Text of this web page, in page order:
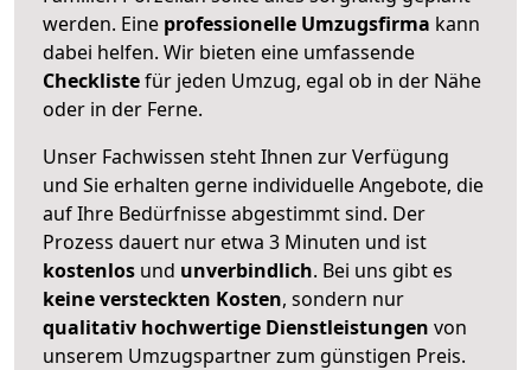
werden. Eine professionelle Umzugsfirma kann
dabei helfen. Wir bieten eine umfassende
Checklistefür jeden Umzug, egal ob in der Nähe
oder in der Ferne.
Unser Fachwissen steht Ihnen zur Verfügung
und Sie erhalten gerne individuelle Angebote, die
auf Ihre Bedürfnisse abgestimmt sind. Der
Prozess dauert nur etwa 3 Minuten und ist
kostenlos und unverbindlich. Bei uns gibt es
keine versteckten Kosten, sondern nur
qualitativ hochwertige Dienstleistungen von
unserem Umzugspartner zum günstigen Preis.